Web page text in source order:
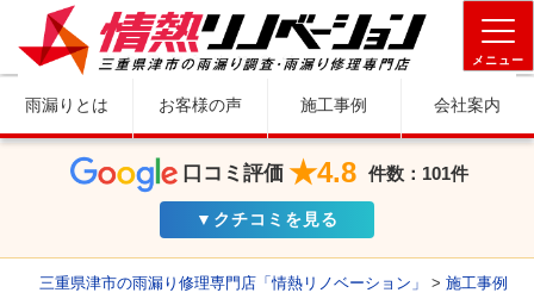
メニュー
雨漏りとは お客様の声 施工事例 会社案内
口コミ評価 ★4.8 件数：101件
▼クチコミを見る
三重県津市の雨漏り修理専門店「情熱リノベーション」 > 施工事例